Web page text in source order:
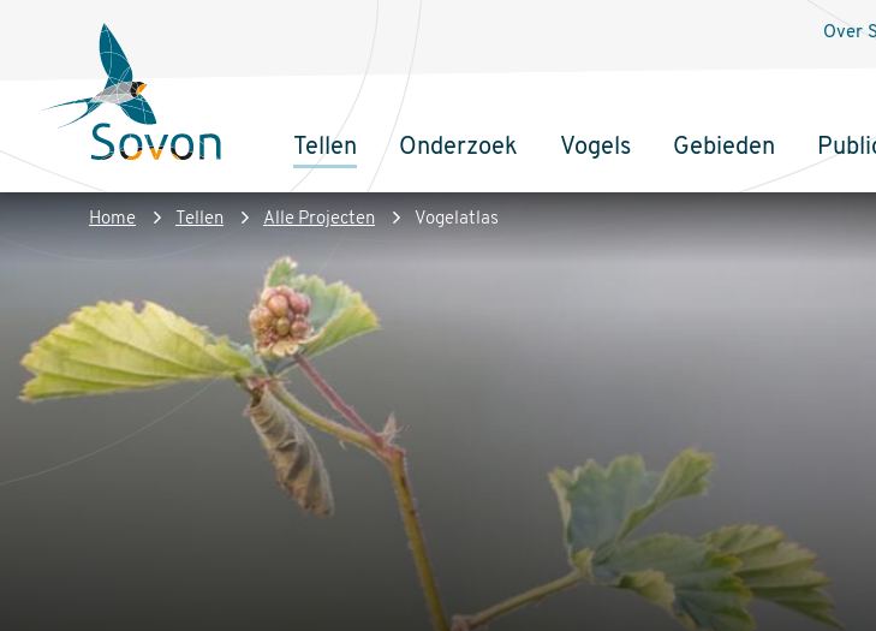
inhoud
Sovon
Homepage
Hoofdnavigatie
Tellen Onderzoek Vogels Gebieden
Over
Kruimelpad
Home Tellen Alle Projecten Vogelatlas